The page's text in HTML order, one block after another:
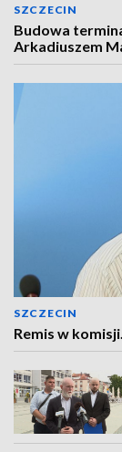
SZCZECIN
Budowa
Arkadiuszem
SZCZECIN
Remis w